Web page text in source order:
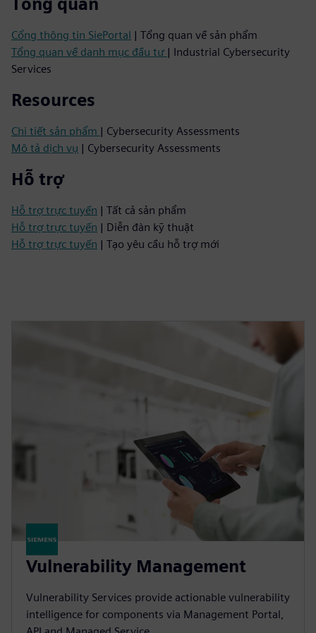
Tổng quan
Cổng thông tin SiePortal | Tổng quan về sản phẩm
Tổng quan về danh mục đầu tư | Industrial Cybersecurity
Services
Resources
Chi tiết sản phẩm | Cybersecurity Assessments
Mô tả dịch vụ | Cybersecurity Assessments
Hỗ trợ
Hỗ trợ trực tuyến | Tất cả sản phẩm
Hỗ trợ trực tuyến | Diễn đàn kỹ thuật
Hỗ trợ trực tuyến | Tạo yêu cầu hỗ trợ mới
Vulnerability Management
Vulnerability Services provide actionable vulnerability
intelligence for components via Management Portal,